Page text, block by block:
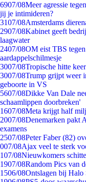
6907/08Meer agressie
jij je intimideren?
3107/08Amsterdams
2907/08Kabinet geeft
laagwater
2407/08OM eist TBS
aardappelschilmesje
3007/08Tropische hitte
3007/08Trump grijpt weer
geboorte in VS
5607/08Dikke Van Dale
schaamlippen doorbreken'
1607/08Meta krijgt half
2007/08Denemarken pakt
examens
2507/08Peter Faber (82)
007/08Ajax veel te sterk
107/08Nieuwkomers
1907/08Random Pics van
1506/08Ontslagen bij Halo